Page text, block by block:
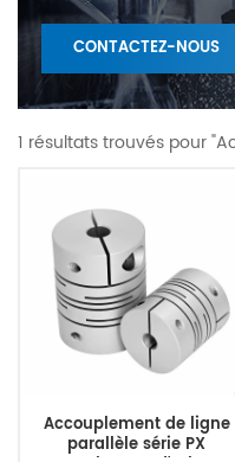
CONTACTEZ-NOUS
1 résultats trouvés pour
Accouplement de ligne
parallèle série PX